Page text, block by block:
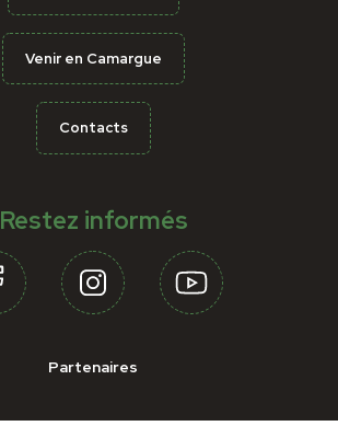
Venir en Camargue
Contacts
Restez informés
Partenaires